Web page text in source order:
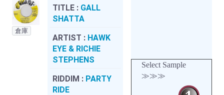
倉庫
TITLE : GALL
SHATTA
ARTIST : HAWK
EYE & RICHIE
STEPHENS
RIDDIM : PARTY
RIDE
Select Sample
≫≫≫